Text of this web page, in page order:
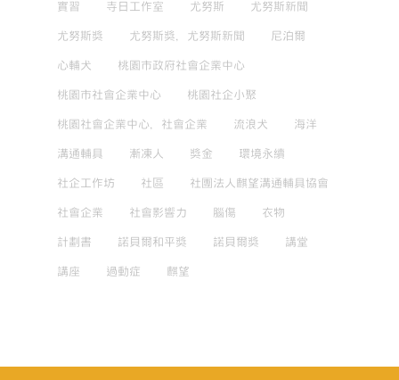
實習 寺日工作室 尤努斯 尤努斯新聞
尤努斯獎 尤努斯獎，尤努斯新聞 尼泊爾
心輔犬 桃園市政府社會企業中心
桃園市社會企業中心 桃園社企小聚
桃園社會企業中心，社會企業 流浪犬 海洋
溝通輔具 漸凍人 獎金 環境永續
社企工作坊 社區 社團法人麒望溝通輔具協會
社會企業 社會影響力 腦傷 衣物
計劃書 諾貝爾和平獎 諾貝爾獎 講堂
講座 過動症 麒望